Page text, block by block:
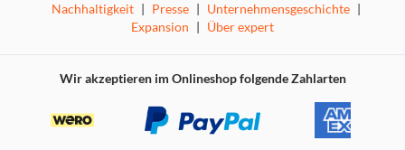
Nachhaltigkeit | Presse | Unternehmensgeschichte |
Expansion | Über expert
Wir akzeptieren im Onlineshop folgende Zahlarten